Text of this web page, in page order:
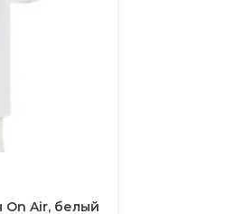
Air, белый